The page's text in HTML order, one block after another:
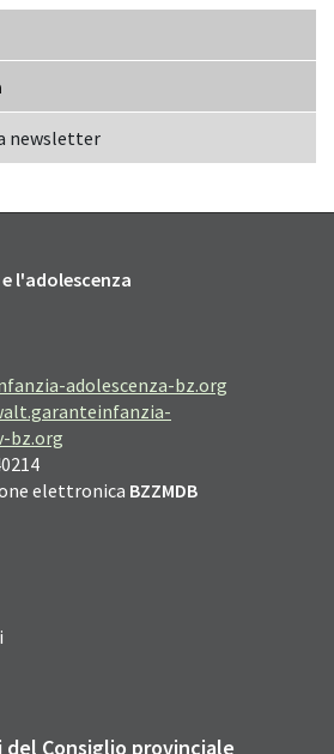
newsletter
l'adolescenza
adolescenza-bz.org
bz.org
elettronica BZZMDB
Consiglio provinciale